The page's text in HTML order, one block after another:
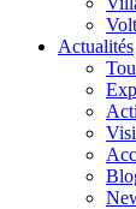
Actualités